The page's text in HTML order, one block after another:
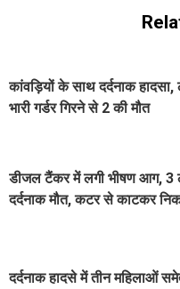
कांवड़ियों के साथ दर्दनाक हादसा,
भारी गर्डर गिरने से 2 की मौत
डीजल टैंकर में लगी भीषण आग, 3
दर्दनाक मौत, कटर से काटकर
दर्दनाक हादसे में तीन महिलाओं